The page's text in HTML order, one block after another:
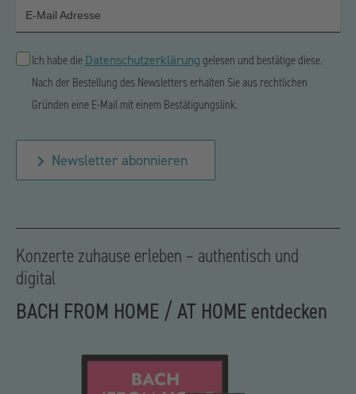
E-Mail Adresse
Ich habe die Datenschutzerklärung gelesen und bestätige diese.
Nach der Bestellung des Newsletters erhalten Sie aus rechtlichen
Gründen eine E-Mail mit einem Bestätigungslink.
Newsletter abonnieren
Konzerte zuhause erleben – authentisch und
digital
BACH FROM HOME / AT HOME entdecken